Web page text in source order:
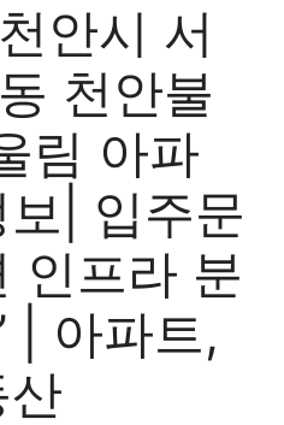
안시 서
천안불
림 아파
| 입주문
인프라 분
| 아파트,